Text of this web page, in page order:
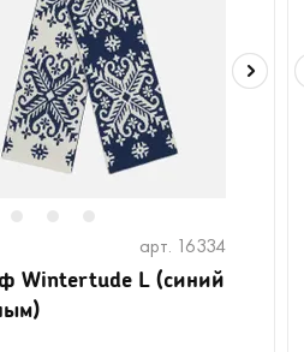
арт. 16334
Wintertude L (синий